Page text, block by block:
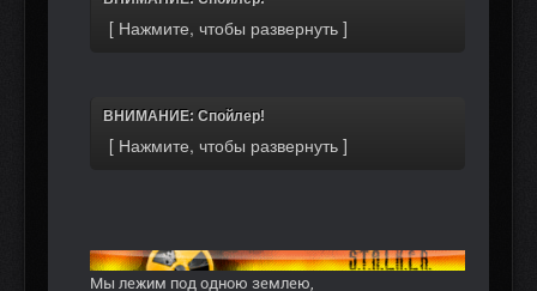
ВНИМАНИЕ: Спойлер!
Мы лежим под одною землею,